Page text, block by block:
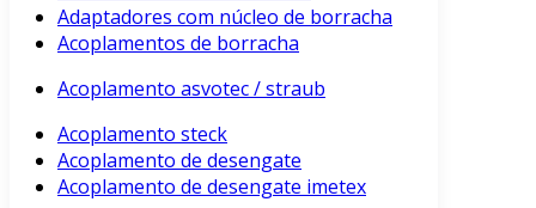
Adaptadores com núcleo de borracha
Acoplamentos de borracha
Acoplamento asvotec / straub
Acoplamento steck
Acoplamento de desengate
Acoplamento de desengate imetex